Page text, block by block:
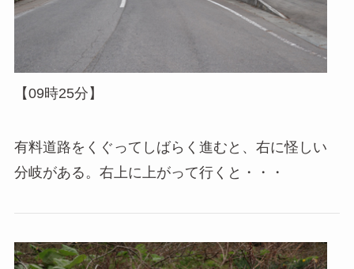
【09時25分】
有料道路をくぐってしばらく進むと、右に怪しい
分岐がある。右上に上がって行くと・・・